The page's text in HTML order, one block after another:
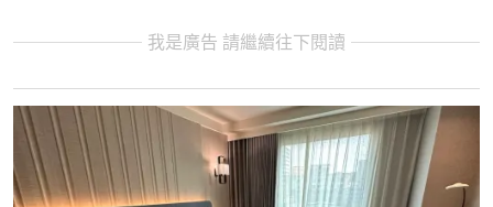
我是廣告 請繼續往下閱讀